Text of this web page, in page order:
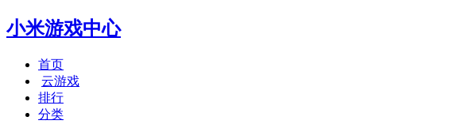
小米游戏中心
首页
云游戏
排行
分类